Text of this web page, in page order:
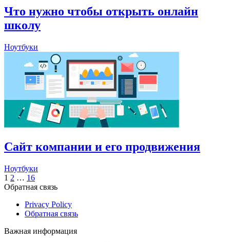
Что нужно чтобы открыть онлайн
школу
Ноутбуки
Сайт компании и его продвижения
Ноутбуки
Пагинация
записей
1 2 … 16
Обратная связь
Privacy Policy
Обратная связь
Важная информация